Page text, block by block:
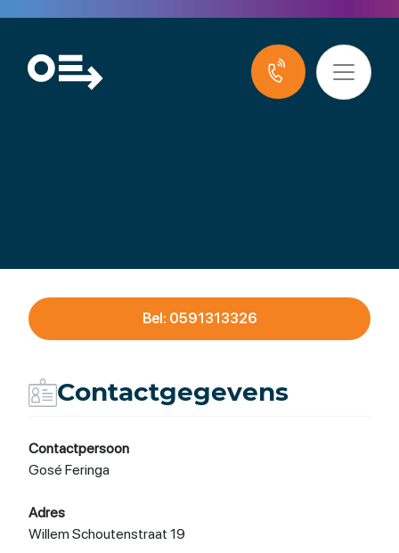
Feringa – Tabak
Bel: 0591313326
Contactgegevens
Contactpersoon
Gosé Feringa
Adres
Willem Schoutenstraat 19